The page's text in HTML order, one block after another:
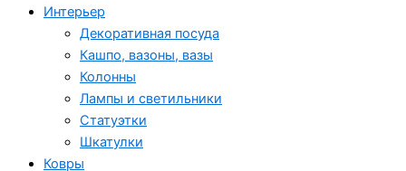
Интерьер
Декоративная посуда
Кашпо, вазоны, вазы
Колонны
Лампы и светильники
Статуэтки
Шкатулки
Ковры